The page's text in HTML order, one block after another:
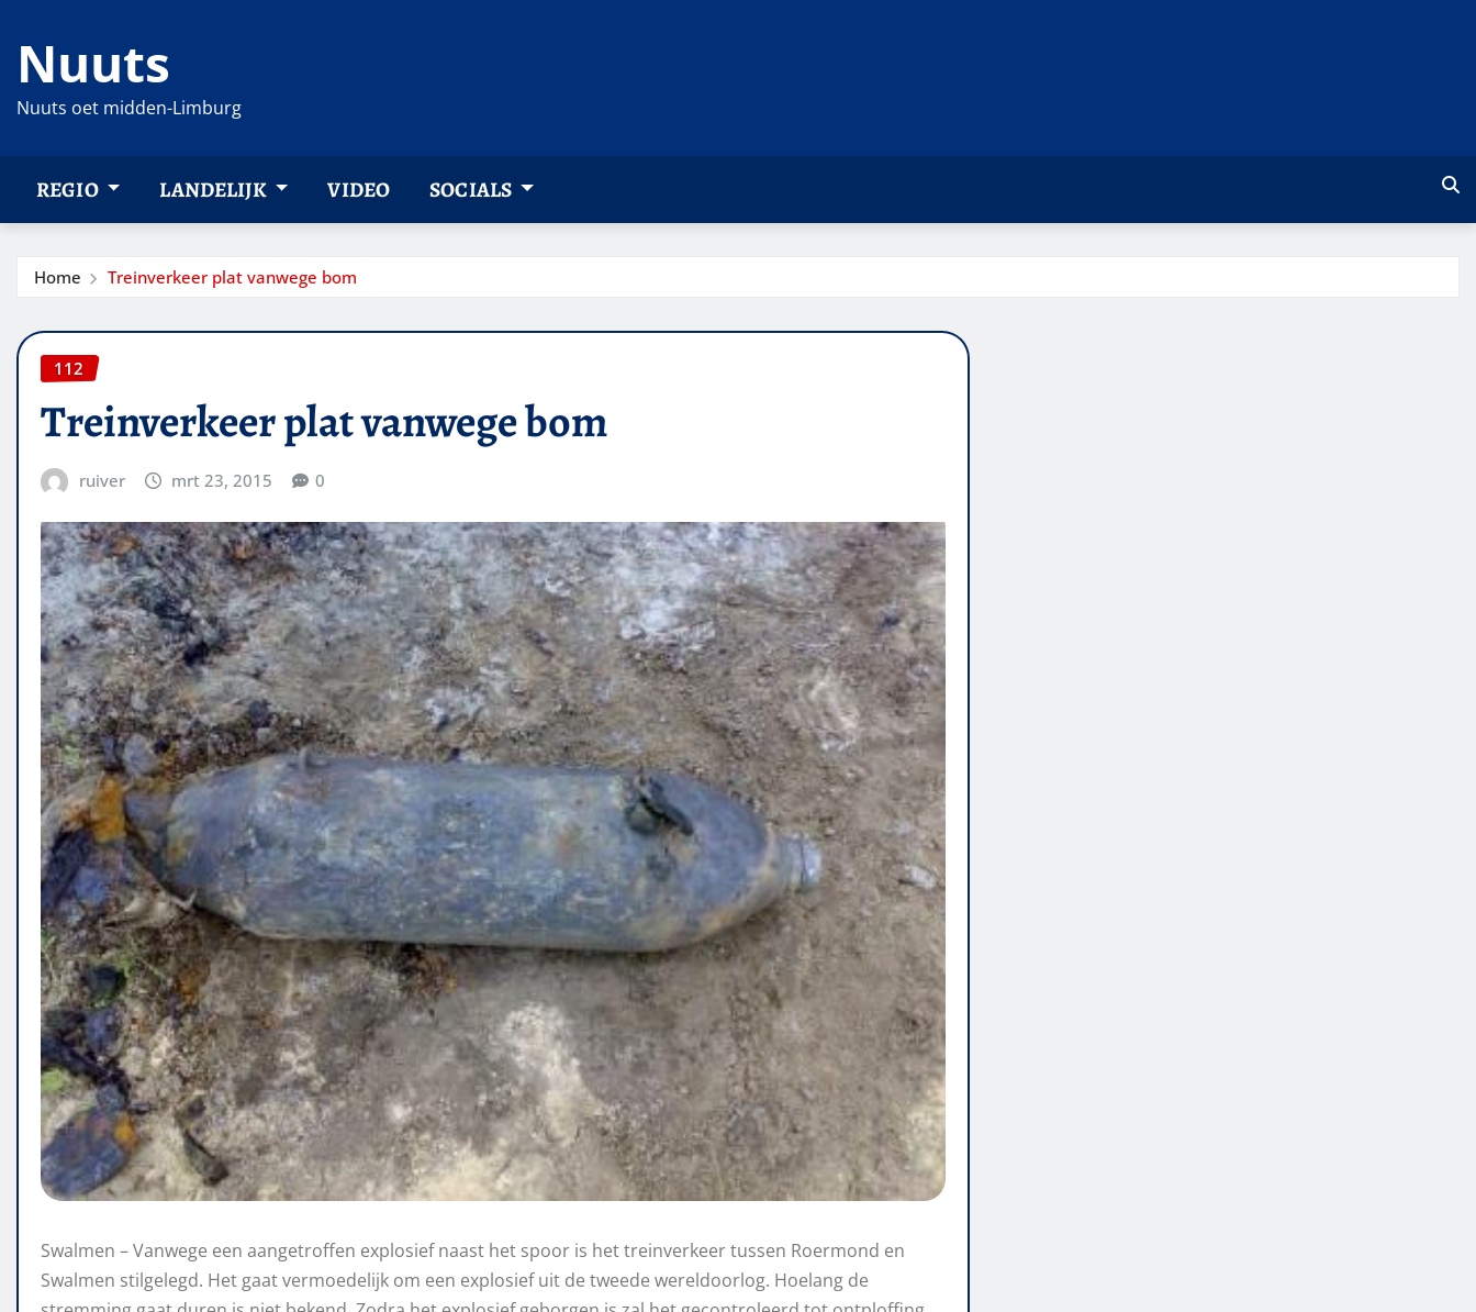
naar
inhoud
Nuuts
Nuuts oet midden-Limburg
REGIO LANDELIJK VIDEO SOCIALS
Home Treinverkeer plat vanwege bom
112
Treinverkeer plat vanwege bom
ruiver mrt 23, 2015 0
Swalmen – Vanwege een aangetroffen explosief naast het spoor is het treinverkeer tussen Roermond en
Swalmen stilgelegd. Het gaat vermoedelijk om een explosief uit de tweede wereldoorlog. Hoelang de